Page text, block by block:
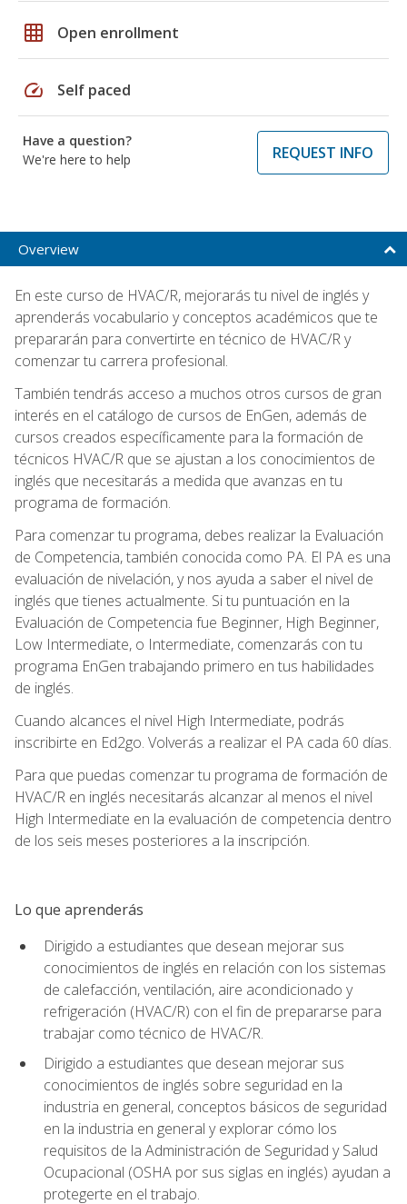
grid_on Open enrollment
speed Self paced
Have a question?
We're here to help
REQUEST INFO
Overview
En este curso de HVAC/R, mejorarás tu nivel de inglés y
aprenderás vocabulario y conceptos académicos que te
prepararán para convertirte en técnico de HVAC/R y
comenzar tu carrera profesional.
También tendrás acceso a muchos otros cursos de gran
interés en el catálogo de cursos de EnGen, además de
cursos creados específicamente para la formación de
técnicos HVAC/R que se ajustan a los conocimientos de
inglés que necesitarás a medida que avanzas en tu
programa de formación.
Para comenzar tu programa, debes realizar la Evaluación
de Competencia, también conocida como PA. El PA es una
evaluación de nivelación, y nos ayuda a saber el nivel de
inglés que tienes actualmente. Si tu puntuación en la
Evaluación de Competencia fue Beginner, High Beginner,
Low Intermediate, o Intermediate, comenzarás con tu
programa EnGen trabajando primero en tus habilidades
de inglés.
Cuando alcances el nivel High Intermediate, podrás
inscribirte en Ed2go. Volverás a realizar el PA cada 60 días.
Para que puedas comenzar tu programa de formación de
HVAC/R en inglés necesitarás alcanzar al menos el nivel
High Intermediate en la evaluación de competencia dentro
de los seis meses posteriores a la inscripción.
Lo que aprenderás
Dirigido a estudiantes que desean mejorar sus
conocimientos de inglés en relación con los sistemas
de calefacción, ventilación, aire acondicionado y
refrigeración (HVAC/R) con el fin de prepararse para
trabajar como técnico de HVAC/R.
Dirigido a estudiantes que desean mejorar sus
conocimientos de inglés sobre seguridad en la
industria en general, conceptos básicos de seguridad
en la industria en general y explorar cómo los
requisitos de la Administración de Seguridad y Salud
Ocupacional (OSHA por sus siglas en inglés) ayudan a
protegerte en el trabajo.